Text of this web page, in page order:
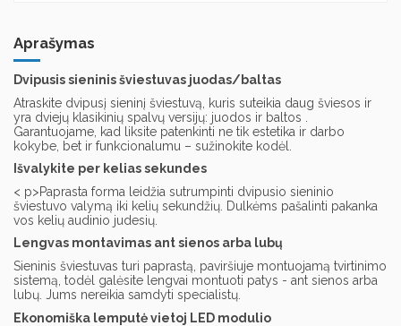
Aprašymas
Dvipusis sieninis šviestuvas juodas/baltas
Atraskite dvipusį sieninį šviestuvą, kuris suteikia daug šviesos ir
yra dviejų klasikinių spalvų versijų: juodos ir baltos .
Garantuojame, kad liksite patenkinti ne tik estetika ir darbo
kokybe, bet ir funkcionalumu – sužinokite kodėl.
Išvalykite per kelias sekundes
< p>Paprasta forma leidžia sutrumpinti dvipusio sieninio
šviestuvo valymą iki kelių sekundžių. Dulkėms pašalinti pakanka
vos kelių audinio judesių.
Lengvas montavimas ant sienos arba lubų
Sieninis šviestuvas turi paprastą, paviršiuje montuojamą tvirtinimo
sistemą, todėl galėsite lengvai montuoti patys - ant sienos arba
lubų. Jums nereikia samdyti specialistų.
Ekonomiška lemputė vietoj LED modulio